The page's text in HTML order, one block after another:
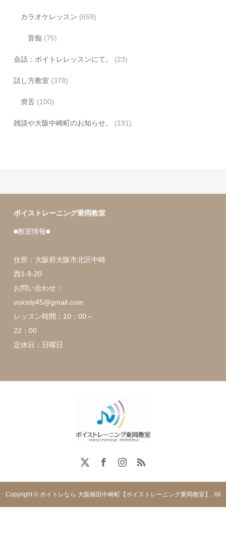
カラオケレッスン (659)
音痴 (75)
会話：ボイトレレッスンにて。 (23)
話し方教室 (378)
滑舌 (100)
雑談や大阪中崎町のお知らせ。 (191)
ボイストレーニング乗岡教室
■教室情報■
住所：大阪府大阪市北区中崎
西1-9-20
お問い合わせ：
voicely45@gmail.com
レッスン時間：10：00～
22：00
定休日：日曜日
Copyright © ボイトレなら 大阪梅田中崎町【ボイストレーニング乗岡教室】. All